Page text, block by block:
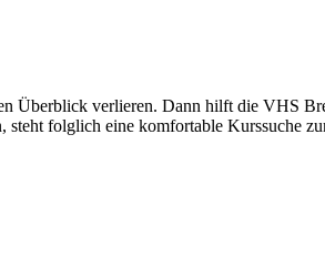
Überblick verlieren. Dann hilft die VHS
folglich eine komfortable Kurssuche